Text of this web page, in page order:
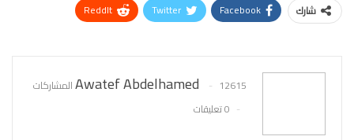
شارك Facebook
Twitter
ReddIt
Awatef Abdelhamed
12615 المشاركات
0 تعليقات